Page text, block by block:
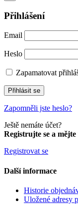
Přihlášení
Email
Heslo
Zapamatovat
Přihlásit se
Zapomněli jste heslo?
Ještě nemáte účet?
Registrujte se a
Registrovat se
Další informace
Historie
Uložené adresy